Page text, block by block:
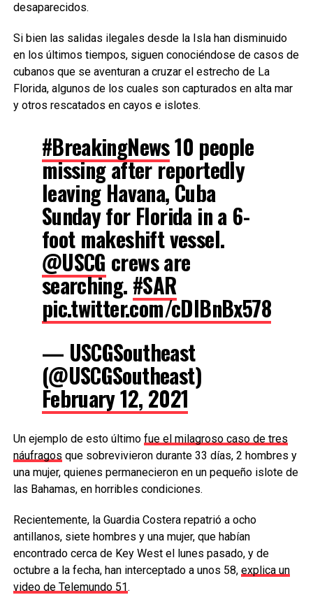
desaparecidos.
Si bien las salidas ilegales desde la Isla han disminuido
en los últimos tiempos, siguen conociéndose de casos de
cubanos que se aventuran a cruzar el estrecho de La
Florida, algunos de los cuales son capturados en alta mar
y otros rescatados en cayos e islotes.
#BreakingNews10 people
missing after reportedly
leaving Havana, Cuba
Sunday for Florida in a 6-
foot makeshift vessel.
@USCG crews are
searching. #SAR
pic.twitter.com/cDIBnBx578
— USCGSoutheast
(@USCGSoutheast)
February 12, 2021
Un ejemplo de esto último fue el milagroso caso de tres
náufragos que sobrevivieron durante 33 días, 2 hombres y
una mujer, quienes permanecieron en un pequeño islote de
las Bahamas, en horribles condiciones.
Recientemente, la Guardia Costera repatrió a ocho
antillanos, siete hombres y una mujer, que habían
encontrado cerca de Key West el lunes pasado, y de
octubre a la fecha, han interceptado a unos 58, explica un
video de Telemundo 51.